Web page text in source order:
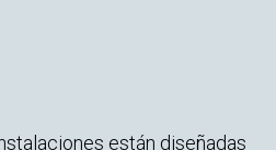
están diseñadas